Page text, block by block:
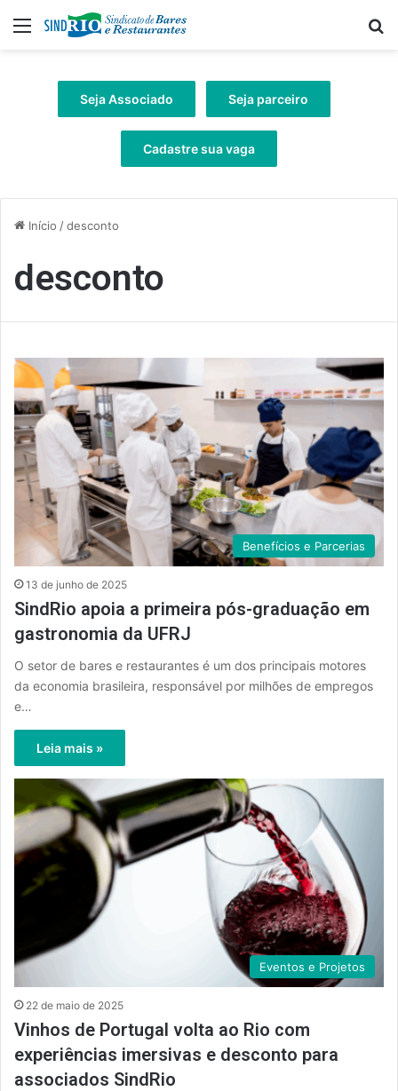
Menu
Seja Associado Seja parceiro
Cadastre sua vaga
Início /desconto
desconto
Benefícios e Parcerias
13 de junho de 2025
SindRio apoia a primeira pós-graduação em
gastronomia da UFRJ
O setor de bares e restaurantes é um dos principais motores
da economia brasileira, responsável por milhões de empregos
e…
Leia mais »
Eventos e Projetos
22 de maio de 2025
Vinhos de Portugal volta ao Rio com
experiências imersivas e desconto para
associados SindRio